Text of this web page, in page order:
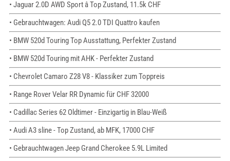
• Jaguar 2.0D AWD Sport â Top Zustand, 11.5k CHF
• Gebrauchtwagen: Audi Q5 2.0 TDI Quattro kaufen
• BMW 520d Touring Top Ausstattung, Perfekter Zustand
• BMW 520d Touring mit AHK - Perfekter Zustand
• Chevrolet Camaro Z28 V8 - Klassiker zum Toppreis
• Range Rover Velar RR Dynamic für CHF 32000
• Cadillac Series 62 Oldtimer - Einzigartig in Blau-Weiß
• Audi A3 sline - Top Zustand, ab MFK, 17000 CHF
• Gebrauchtwagen Jeep Grand Cherokee 5.9L Limited